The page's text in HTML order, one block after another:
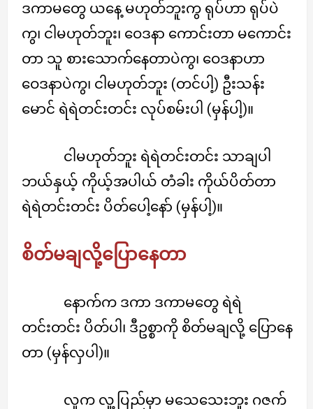
ဒကာမတွေ ယနေ့ မဟုတ်ဘူးကွ ရုပ်ဟာ ရုပ်ပဲ
ကွ၊ ငါမဟုတ်ဘူး၊ ဝေဒနာ ကောင်းတာ မကောင်း
တာ သူ စားသောက်နေတာပဲကွ၊ ဝေဒနာဟာ
ဝေဒနာပဲကွ၊ ငါမဟုတ်ဘူး (တင်ပါ့) ဦးသန်း
မောင် ရဲရဲတင်းတင်း လုပ်စမ်းပါ (မှန်ပါ့)။
ငါမဟုတ်ဘူး ရဲရဲတင်းတင်း သာချပါ
ဘယ်နှယ့် ကိုယ့်အပါယ် တံခါး ကိုယ်ပိတ်တာ
ရဲရဲတင်းတင်း ပိတ်ပေါ့နော် (မှန်ပါ့)။
စိတ်မချလို့ပြောနေတာ
နောက်က ဒကာ ဒကာမတွေ ရဲရဲ
တင်းတင်း ပိတ်ပါ၊ ဒီဥစ္စာကို စိတ်မချလို့ ပြောနေ
တာ (မှန်လှပါ)။
လူက လူ့ပြည်မှာ မသေသေးဘူး ဂဇက်